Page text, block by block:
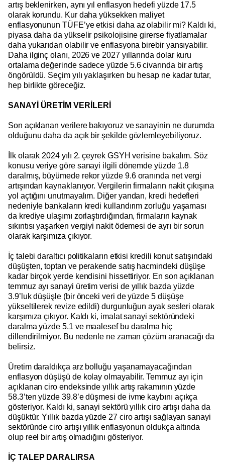
artış beklenirken, aynı yıl enflasyon hedefi yüzde 17.5
olarak korundu. Kur daha yüksekken maliyet
enflasyonunun TÜFE’ye etkisi daha az olabilir mi? Kaldı ki,
piyasa daha da yükselir psikolojisine girerse fiyatlamalar
daha yukarıdan olabilir ve enflasyona birebir yansıyabilir.
Daha ilginç olanı, 2026 ve 2027 yıllarında dolar kuru
ortalama değerinde sadece yüzde 5.6 civarında bir artış
öngörüldü. Seçim yılı yaklaşırken bu hesap ne kadar tutar,
hep birlikte göreceğiz.
SANAYİ ÜRETİM VERİLERİ
Son açıklanan verilere bakıyoruz ve sanayinin ne durumda
olduğunu daha da açık bir şekilde gözlemleyebiliyoruz.
İlk olarak 2024 yılı 2. çeyrek GSYH verisine bakalım. Söz
konusu veriye göre sanayi ilgili dönemde yüzde 1.8
daralmış, büyümede rekor yüzde 9.6 oranında net vergi
artışından kaynaklanıyor. Vergilerin firmaların nakit çıkışına
yol açtığını unutmayalım. Diğer yandan, kredi hedefleri
nedeniyle bankaların kredi kullandırım zorluğu yaşaması
da krediye ulaşımı zorlaştırdığından, firmaların kaynak
sıkıntısı yaşarken vergiyi nakit ödemesi de ayrı bir sorun
olarak karşımıza çıkıyor.
İç talebi daraltıcı politikaların etkisi kredili konut satışındaki
düşüşten, toptan ve perakende satış hacmindeki düşüşe
kadar birçok yerde kendisini hissettiriyor. En son açıklanan
temmuz ayı sanayi üretim verisi de yıllık bazda yüzde
3.9’luk düşüşle (bir önceki veri de yüzde 5 düşüşe
yükseltilerek revize edildi) durgunluğun ayak sesleri olarak
karşımıza çıkıyor. Kaldı ki, imalat sanayi sektöründeki
daralma yüzde 5.1 ve maalesef bu daralma hiç
dillendirilmiyor. Bu nedenle ne zaman çözüm aranacağı da
belirsiz.
Üretim daraldıkça arz bolluğu yaşanamayacağından
enflasyon düşüşü de kolay olmayabilir. Temmuz ayı için
açıklanan ciro endeksinde yıllık artış rakamının yüzde
58.3’ten yüzde 39.8’e düşmesi de ivme kaybını açıkça
gösteriyor. Kaldı ki, sanayi sektörü yıllık ciro artışı daha da
düşüktür. Yıllık bazda yüzde 27 ciro artışı sağlayan sanayi
sektöründe ciro artışı yıllık enflasyonun oldukça altında
olup reel bir artış olmadığını gösteriyor.
İÇ TALEP DARALIRSA